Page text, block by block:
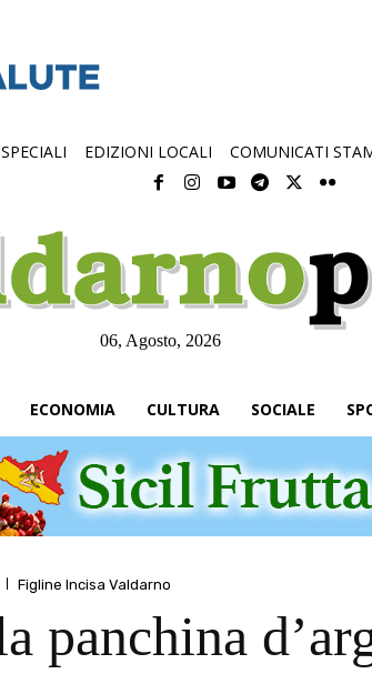
SPECIALI EDIZIONI LOCALI COMUNICATI
06, Agosto, 2026
ECONOMIA CULTURA SOCIALE
Figline Incisa Valdarno
panchina